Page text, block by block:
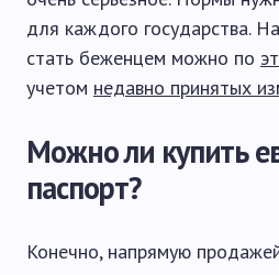
для каждого государства.
стать беженцем можно по
учетом недавно принятых
Можно ли купить
паспорт?
Конечно, напрямую